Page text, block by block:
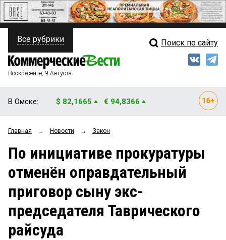
ПОЛИТИКА
ФИНАНСЫ
ОБЩЕСТВО
ЗАКОН
НОВОСТИ КОМПАНИЙ
СТИЛЬ ЖИЗНИ
Свежий выпуск
Рейтинги
Блоги
Архив
Все рубрики Поиск по сайту
Воскресенье, 9 Августа
В Омске: $ 82,1665 € 94,8366
Главная → Новости → Закон
По инициативе прокуратуры
отменён оправдательный
приговор сыну экс-
председателя Таврического
райсуда